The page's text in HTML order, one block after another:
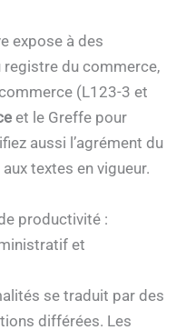
expose à des
du commerce,
(L123-3 et
et le Greffe pour
aussi l’agrément du
textes en vigueur.
productivité :
et
se traduit par des
différées. Les